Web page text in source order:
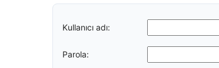
Kullanıcı adı:
Parola: